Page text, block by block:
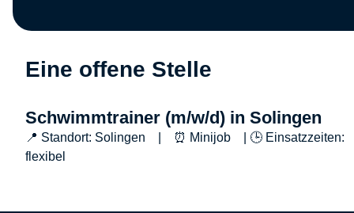
Eine offene Stelle
Schwimmtrainer (m/w/d) in Solingen
📍 Standort: Solingen | ⏰ Minijob | 🕒 Einsatzzeiten:
flexibel